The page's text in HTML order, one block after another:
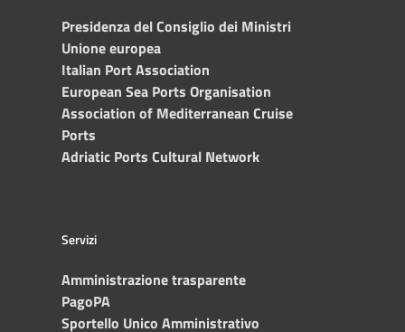
Presidenza del Consiglio dei Ministri
Unione europea
Italian Port Association
European Sea Ports Organisation
Association of Mediterranean Cruise
Ports
Adriatic Ports Cultural Network
Servizi
Amministrazione trasparente
PagoPA
Sportello Unico Amministrativo